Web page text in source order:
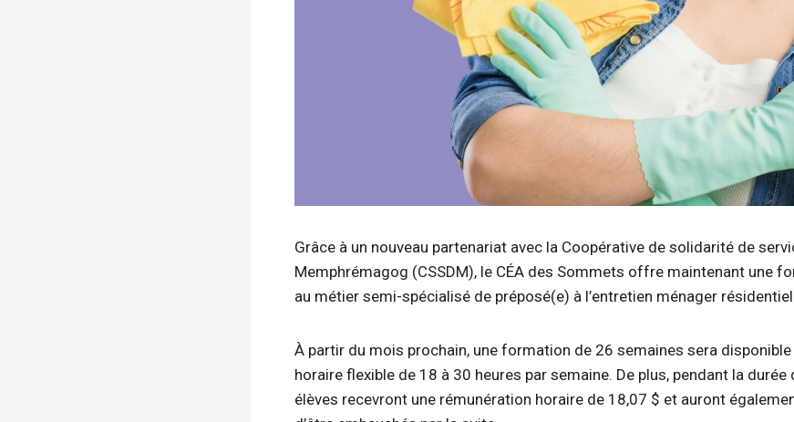
Grâce à un nouveau partenariat avec la Coopérative de solidarité de
Memphrémagog (CSSDM), le CÉA des Sommets offre maintenant une
au métier semi-spécialisé de préposé(e) à l’entretien ménager
À partir du mois prochain, une formation de 26 semaines sera
horaire flexible de 18 à 30 heures par semaine. De plus, pendant la
élèves recevront une rémunération horaire de 18,07 $ et auront